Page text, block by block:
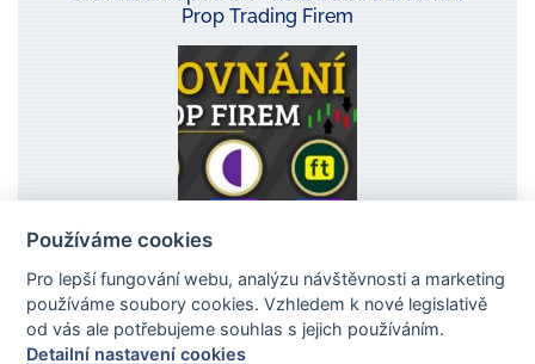
Prop Trading Firem
Prop firem je stále více a více a pro někoho
může být složité se v tom orientovat. V rámci
týmu TradeCZ ...
Používáme cookies
Pro lepší fungování webu, analýzu návštěvnosti a marketing
používáme soubory cookies. Vzhledem k nové legislativě
od vás ale potřebujeme souhlas s jejich používáním.
Detailní nastavení cookies